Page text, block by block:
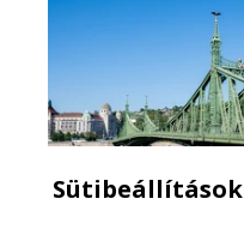
Sütibeállítások